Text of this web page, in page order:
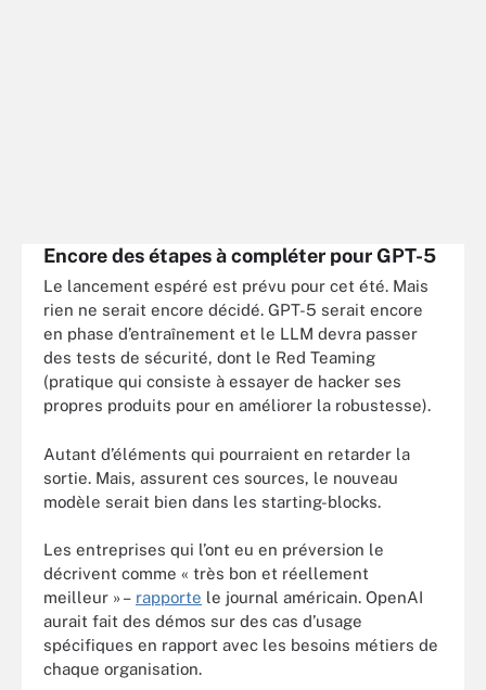
Encore des étapes à compléter pour GPT-5
Le lancement espéré est prévu pour cet été. Mais
rien ne serait encore décidé. GPT-5 serait encore
en phase d’entraînement et le LLM devra passer
des tests de sécurité, dont le Red Teaming
(pratique qui consiste à essayer de hacker ses
propres produits pour en améliorer la robustesse).
Autant d’éléments qui pourraient en retarder la
sortie. Mais, assurent ces sources, le nouveau
modèle serait bien dans les starting-blocks.
Les entreprises qui l’ont eu en préversion le
décrivent comme « très bon et réellement
meilleur » – rapporte le journal américain. OpenAI
aurait fait des démos sur des cas d’usage
spécifiques en rapport avec les besoins métiers de
chaque organisation.